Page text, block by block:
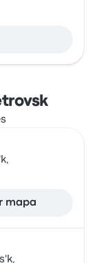
mapa